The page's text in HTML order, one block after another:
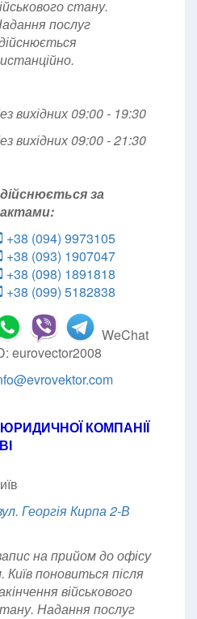
стану.
послуг
вихідних 09:00 - 19:30
вихідних 09:00 - 21:30
за
+38 (094) 9973105
+38 (093) 1907047
+38 (098) 1891818
+38 (099) 5182838
WeChat
eurovector2008
КОМПАНІЇ
Георгія Кирпа 2-В
на прийом до офісу
Київ поновиться після
військового
Надання послуг